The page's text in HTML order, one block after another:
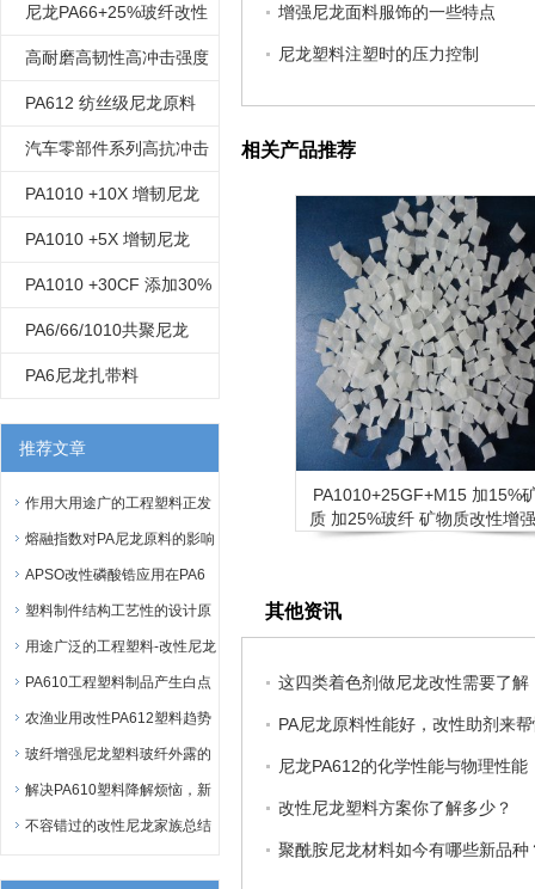
树脂 原料
尼龙PA66+25%玻纤改性
高耐磨高韧性高冲击强度
的 尼龙612
PA612 纺丝级尼龙原料
汽车零部件系列高抗冲击
强度耐油耐碱尼龙612
PA1010 +10X 增韧尼龙
1010 改性
PA1010 +5X 增韧尼龙
1010改性
PA1010 +30CF 添加30%
碳纤维 增强改性 尼龙
1010
PA6/66/1010共聚尼龙
PA6尼龙扎带料
推荐文章
作用大用途广的工程塑料正发
展
熔融指数对PA尼龙原料的影响
APSO改性磷酸锆应用在PA6
中
塑料制件结构工艺性的设计原
则是怎样的
用途广泛的工程塑料-改性尼龙
PA610工程塑料制品产生白点
的原因解析
农渔业用改性PA612塑料趋势
玻纤增强尼龙塑料玻纤外露的
新方案
解决PA610塑料降解烦恼，新
5点
不容错过的改性尼龙家族总结
增强尼龙面料服饰的一些特点
尼龙塑料注塑时的压力控制
相关产品推荐
PA1010+25GF+M15 加15%
质 加25%玻纤 矿物质改性增
其他资讯
这四类着色剂做尼龙改性需要了解
PA尼龙原料性能好，改性助剂来
尼龙PA612的化学性能与物理性能
改性尼龙塑料方案你了解多少？
聚酰胺尼龙材料如今有哪些新品种